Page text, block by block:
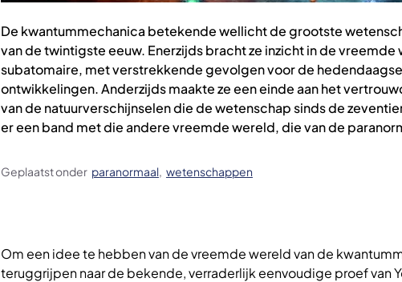
De kwantummechanica betekende wellicht de grootste
van de twintigste eeuw. Enerzijds bracht ze inzicht in de vreemde
subatomaire, met verstrekkende gevolgen voor de
ontwikkelingen. Anderzijds maakte ze een einde aan het
van de natuurverschijnselen die de wetenschap sinds de
er een band met die andere vreemde wereld, die van de
Geplaatst onder paranormaal wetenschappen
Om een idee te hebben van de vreemde wereld van de
teruggrijpen naar de bekende, verraderlijk eenvoudige proef van